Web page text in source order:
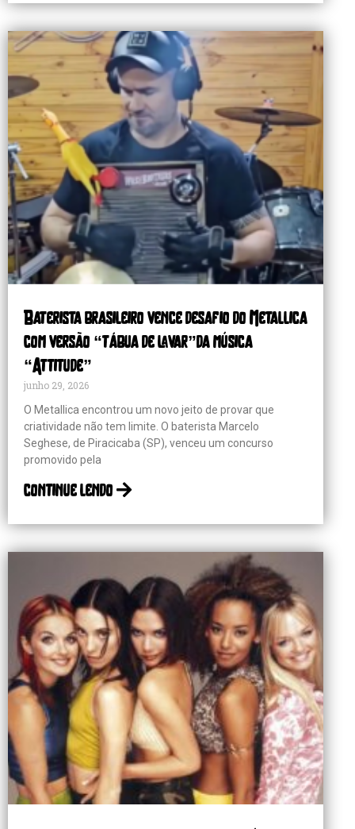
Baterista brasileiro vence desafio do Metallica
com versão “tábua de lavar”da música
“Attitude”
junho 29, 2026
O Metallica encontrou um novo jeito de provar que
criatividade não tem limite. O baterista Marcelo
Seghese, de Piracicaba (SP), venceu um concurso
promovido pela
continue lendo